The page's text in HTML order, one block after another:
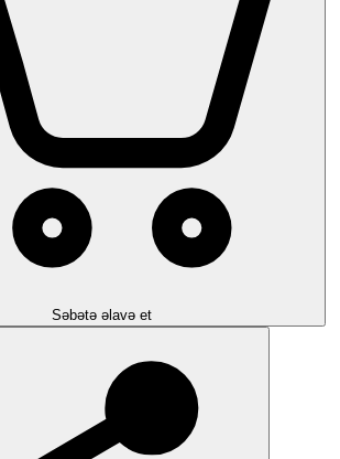
Səbətə əlavə et